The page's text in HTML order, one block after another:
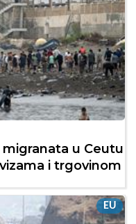
u Ceutu
i trgovinom
EU